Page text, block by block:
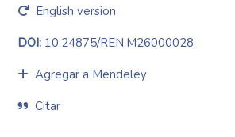
English version
DOI: 10.24875/REN.M26000028
Agregar a Mendeley
Citar